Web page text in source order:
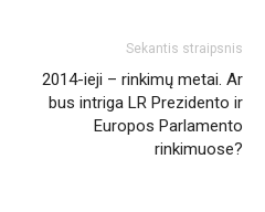
Sekantis straipsnis
2014-ieji – rinkimų metai. Ar
bus intriga LR Prezidento ir
Europos Parlamento
rinkimuose?